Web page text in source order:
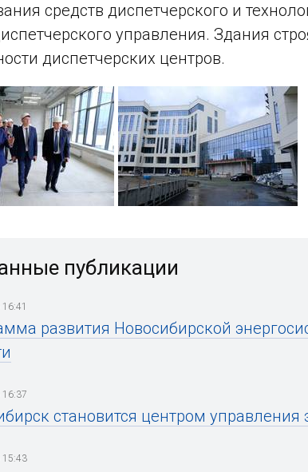
средств диспетчерского и
управления. Здания
диспетчерских центров.
публикации
развития Новосибирской
16:37
становится центром управления
15:43